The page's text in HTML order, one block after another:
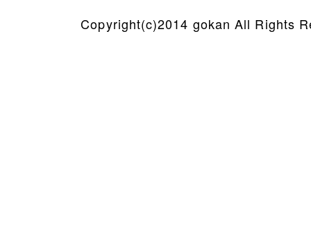
Copyright(c)2014 gokan All Rights